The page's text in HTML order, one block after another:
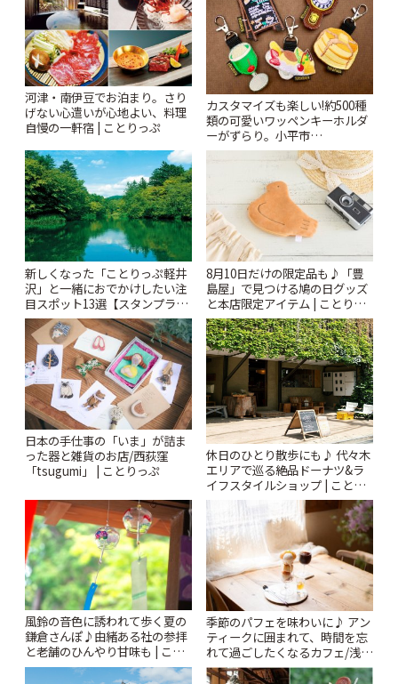
河津・南伊豆でお泊まり。さり
げない心遣いが心地よい、料理
自慢の一軒宿 | ことりっぷ
カスタマイズも楽しい!約500種
類の可愛いワッペンキーホルダ
ーがずらり。小平市
「Kimamaya T&K」 | ことりっ
新しくなった「ことりっぷ軽井
沢」と一緒におでかけしたい注
目スポット13選【スタンプラリ
ー開催中】 | ことりっぷ
8月10日だけの限定品も♪「豊
島屋」で見つける鳩の日グッズ
と本店限定アイテム | ことりっ
ぷ
日本の手仕事の「いま」が詰ま
った器と雑貨のお店/西荻窪
「tsugumi」 | ことりっぷ
休日のひとり散歩にも♪ 代々木
エリアで巡る絶品ドーナツ&ラ
イフスタイルショップ | ことり
っぷ
風鈴の音色に誘われて歩く夏の
鎌倉さんぽ♪由緒ある社の参拝
と老舗のひんやり甘味も | こと
りっぷ
季節のパフェを味わいに♪ アン
ティークに囲まれて、時間を忘
れて過ごしたくなるカフェ/浅草
「annorum cafe」 | ことりっぷ